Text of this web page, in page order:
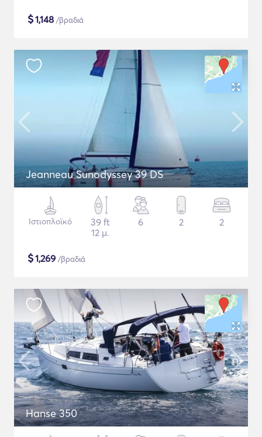
$1,148 /βραδιά
Jeanneau Sunodyssey 39 DS
Ιστιοπλοϊκό
39 ft
12 μ.
6 2 2
$1,269 /βραδιά
Hanse 350